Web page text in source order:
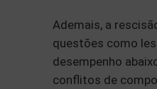
Ademais, a
questões como
desempenho
conflitos de